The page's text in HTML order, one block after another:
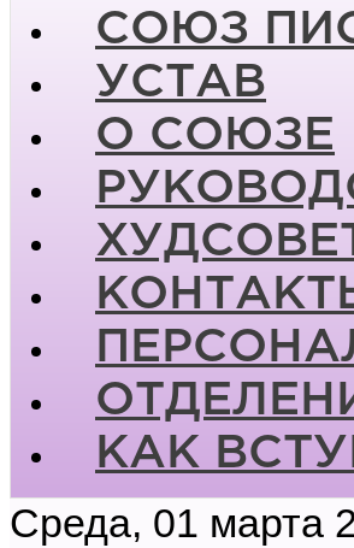
СОЮЗ
УСТАВ
О СОЮЗЕ
КАК
Среда, 01 марта